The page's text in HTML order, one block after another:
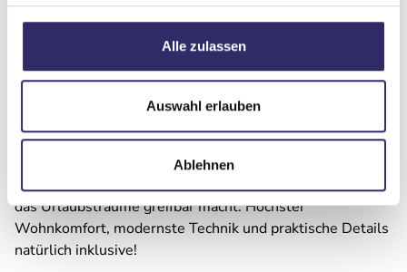
Alle zulassen
Auswahl erlauben
Ablehnen
Beschreibung
Entdecker?Pärchen oder Großfamilien: Der SPORT bietet
eine enorme Auswahl an Grundrissen und Optionen ?
und dazu ein einzigartiges Preis?Leistungs?Verhältnis,
das Urlaubsträume greifbar macht. Höchster
Wohnkomfort, modernste Technik und praktische Details
natürlich inklusive!